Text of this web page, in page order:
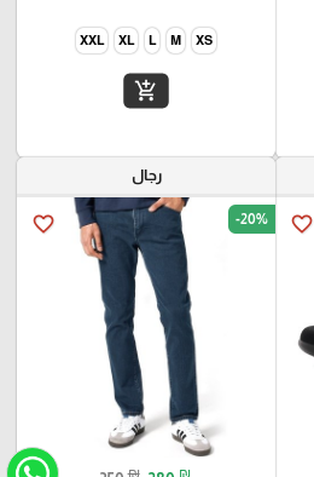
XS
M
L
XL
XXL
add_shopping_cart
favorite_border
رجال
favorite_border -20%
₪ ₪